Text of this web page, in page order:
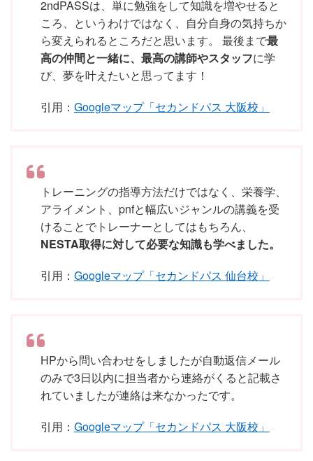
2ndPASSは、単に勉強をして知識を増やせると
ころ、というわけではなく、自分自身の気持ちか
ら変えられるところだと思います。 最後まで最
高の仲間と一緒に、最高の講師やスタッフに学
び、夢を叶えたいと思ってます！
引用： Googleマップ「セカンドパス 大阪校」
トレーニングの指導方法だけではなく、栄養学、
アライメント、pnfと幅広いジャンルの講義を受
けることでトレーナーとしてはもちろん、
NESTA取得に対して必要な知識も学べました。
引用： Googleマップ「セカンドパス 仙台校」
HPから問い合わせをしましたが自動返信メール
のみで3日以内に担当者から連絡がくると記載さ
れていましたが連絡は来なかったです。
引用： Googleマップ「セカンドパス 大阪校」